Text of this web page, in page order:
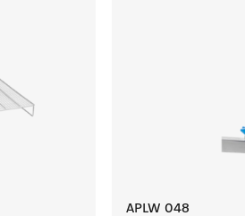
APLW 048